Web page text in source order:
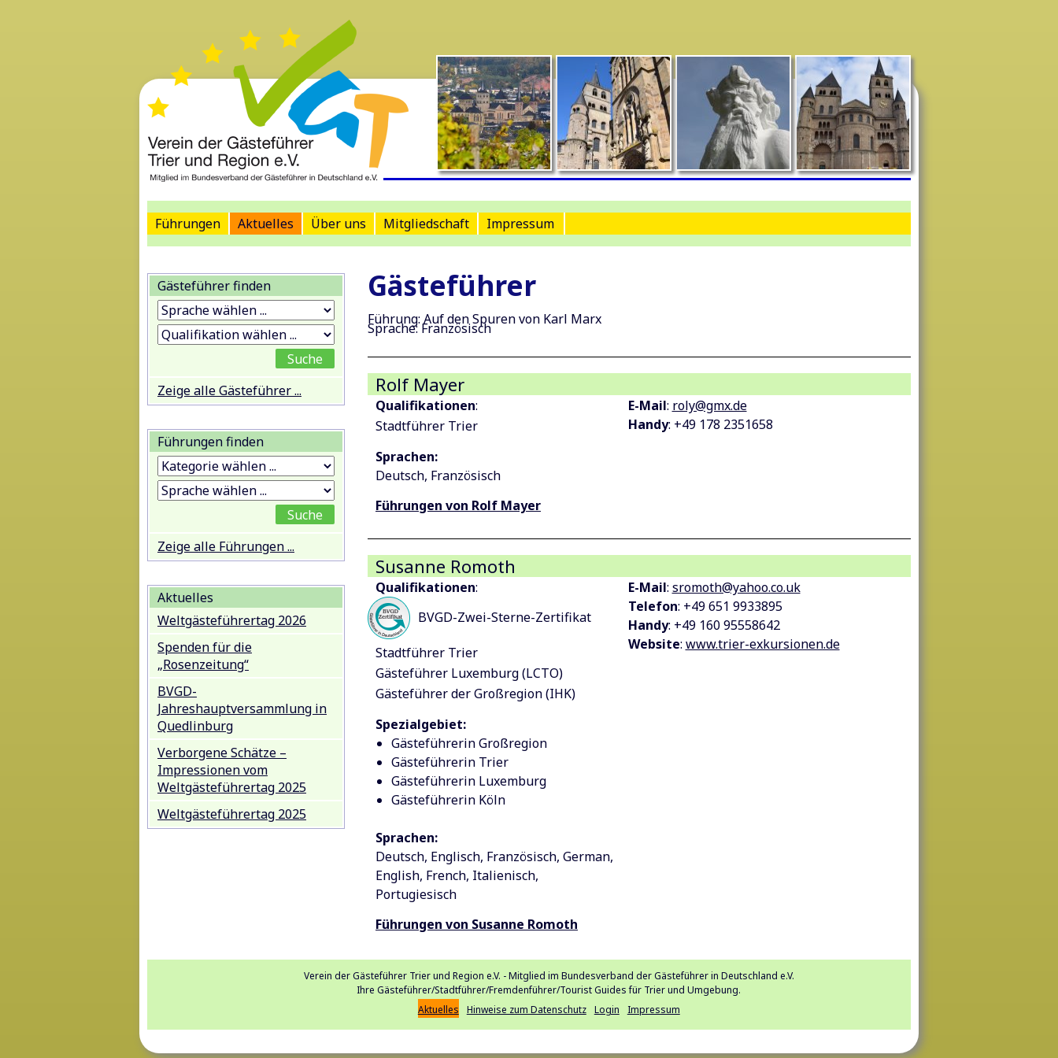
Führungen Aktuelles Über uns Mitgliedschaft Impressum
Gästeführer
Führung: Auf den Spuren von Karl Marx
Sprache: Französisch
Rolf Mayer
Qualifikationen:
Stadtführer Trier
Sprachen:
Deutsch Französisch
Führungen von Rolf Mayer
E-Mail: roly@gmx.de
Handy: +49 178 2351658
Susanne Romoth
Qualifikationen:
BVGD-Zwei-Sterne-Zertifikat
Stadtführer Trier
Gästeführer Luxemburg (LCTO)
Gästeführer der Großregion (IHK)
Spezialgebiet:
Gästeführerin Großregion
Gästeführerin Trier
Gästeführerin Luxemburg
Gästeführerin Köln
Sprachen:
Deutsch Englisch Französisch German
English French Italienisch
Portugiesisch
Führungen von Susanne Romoth
E-Mail: sromoth@yahoo.co.uk
Telefon: +49 651 9933895
Handy: +49 160 95558642
Website: www.trier-exkursionen.de
Gästeführer finden
Zeige alle Gästeführer ...
Führungen finden
Zeige alle Führungen ...
Aktuelles
Weltgästeführertag 2026
Spenden für die
„Rosenzeitung“
BVGD-
Jahreshauptversammlung in
Quedlinburg
Verborgene Schätze –
Impressionen vom
Weltgästeführertag 2025
Weltgästeführertag 2025
Verein der Gästeführer Trier und Region e.V. - Mitglied im Bundesverband der Gästeführer in Deutschland e.V.
Ihre Gästeführer/Stadtführer/Fremdenführer/Tourist Guides für Trier und Umgebung.
Aktuelles
Hinweise zum Datenschutz Login Impressum